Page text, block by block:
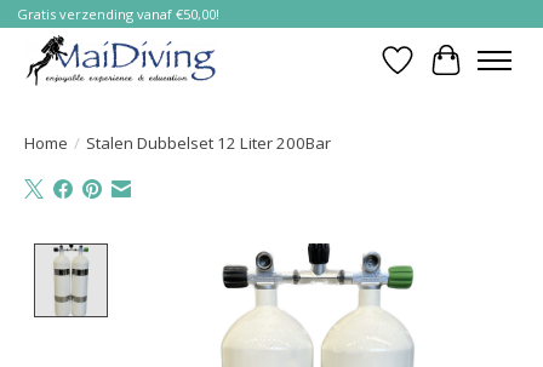
Gratis verzending vanaf €50,00!
Verlanglijst
Home / Stalen Dubbelset 12 Liter 200Bar
Product image slideshow Items